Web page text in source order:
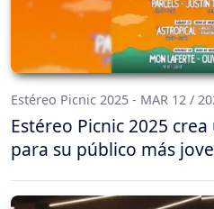
Estéreo Picnic 2025 - MAR 12 /
Estéreo Picnic 2025
para su público más